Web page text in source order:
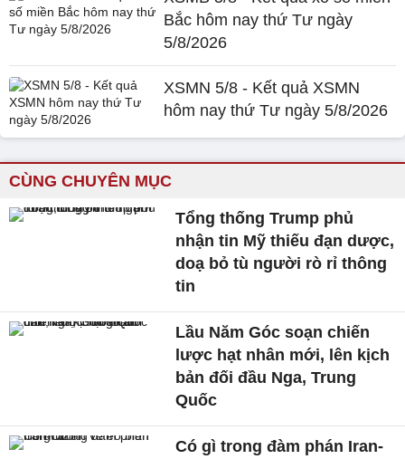
Bắc hôm nay thứ Tư ngày
5/8/2026
XSMN 5/8 - Kết quả XSMN
hôm nay thứ Tư ngày 5/8/2026
CÙNG CHUYÊN MỤC
Tổng thống Trump phủ
nhận tin Mỹ thiếu đạn dược,
doạ bỏ tù người rò rỉ thông
tin
Lầu Năm Góc soạn chiến
lược hạt nhân mới, lên kịch
bản đối đầu Nga, Trung
Quốc
Có gì trong đàm phán Iran-